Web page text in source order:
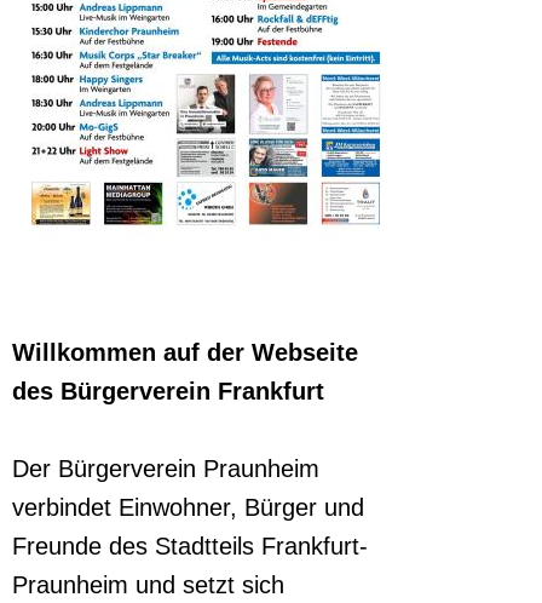
Willkommen auf der Webseite
des Bürgerverein Frankfurt
Der Bürgerverein Praunheim
verbindet Einwohner, Bürger und
Freunde des Stadtteils Frankfurt-
Praunheim und setzt sich